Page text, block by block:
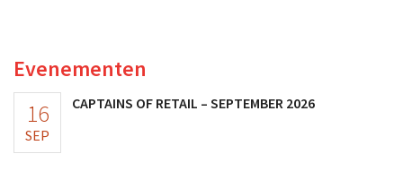
Evenementen
16
SEP
CAPTAINS OF RETAIL – SEPTEMBER 2026